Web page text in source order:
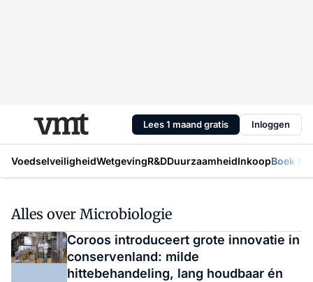
Lees 1 maand gratis Inloggen
VoedselveiligheidWetgevingR&DDuurzaamheidInkoopBoek
Alles over Microbiologie
Coroos introduceert grote innovatie in
conservenland: milde
hittebehandeling, lang houdbaar én